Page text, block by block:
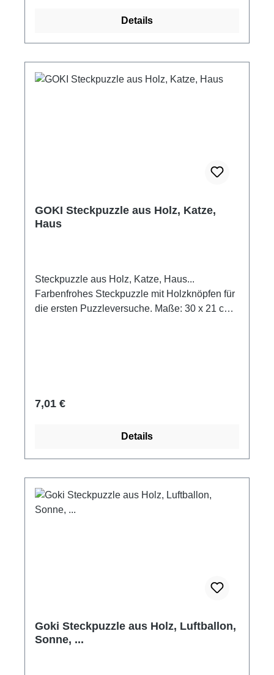
Details
GOKI Steckpuzzle aus Holz, Katze,
Haus
Steckpuzzle aus Holz, Katze, Haus...
Farbenfrohes Steckpuzzle mit Holzknöpfen für
die ersten Puzzleversuche. Maße: 30 x 21 cm
Regulärer Preis:
7,01 €
Details
Goki Steckpuzzle aus Holz, Luftballon,
Sonne, ...